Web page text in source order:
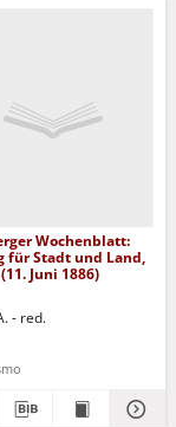
Wochenblatt:
für Stadt und Land,
Juni 1886)
- red.